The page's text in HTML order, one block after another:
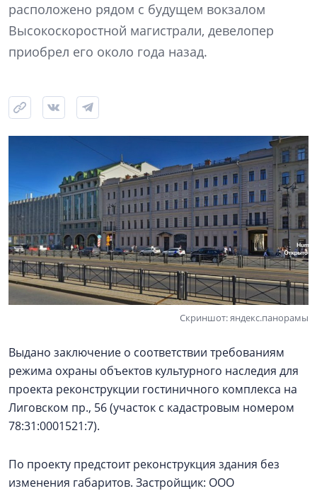
расположено рядом с будущем вокзалом
Высокоскоростной магистрали, девелопер
приобрел его около года назад.
Скриншот: яндекс.панорамы
Выдано заключение о соответствии требованиям
режима охраны объектов культурного наследия для
проекта реконструкции гостиничного комплекса на
Лиговском пр., 56 (участок с кадастровым номером
78:31:0001521:7).
По проекту предстоит реконструкция здания без
изменения габаритов. Застройщик: ООО